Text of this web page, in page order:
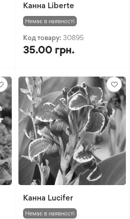
Канна Liberte
Немає в наявності
Код товару: 30895
35.00 грн.
Канна Lucifer
Немає в наявності